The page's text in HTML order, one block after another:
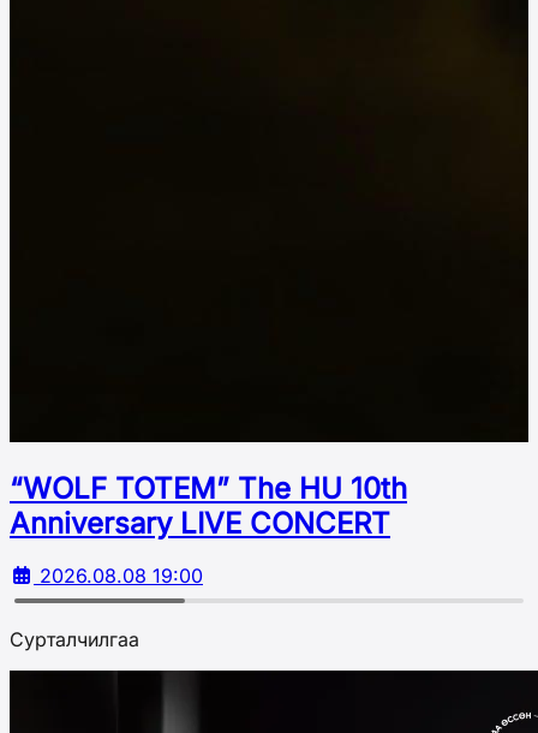
“WOLF TOTEM” The HU 10th
Аnniversary LIVE CONCERT
2026.08.08 19:00
Сурталчилгаа